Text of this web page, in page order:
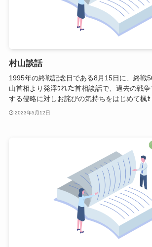
村山談話
1995年の終戦記念日である8月15日に、終戦
山首相より発浮ｳれた首相談話で、過去の戦
する侵略に対しお詫びの気持ちをはじめて楓ｾ
2023年5月12日